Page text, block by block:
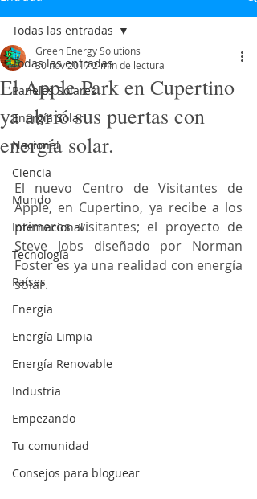
Todas las entradas
Paneles Solares
Energía Solar
Nacional
Ciencia
Mundo
Internacional
Tecnología
Países
Energía
Energía Limpia
Energía Renovable
Industria
Empezando
Tu comunidad
Consejos para bloguear
Todas las entradas
El Apple Park en Cupertino
ya abrió sus puertas con
energía solar.
Green Energy Solutions
30 nov 20172 min de lectura
El nuevo Centro de Visitantes de
Apple, en Cupertino, ya recibe a los
primeros visitantes; el proyecto de
Steve Jobs diseñado por Norman
Foster es ya una realidad con energía
solar.